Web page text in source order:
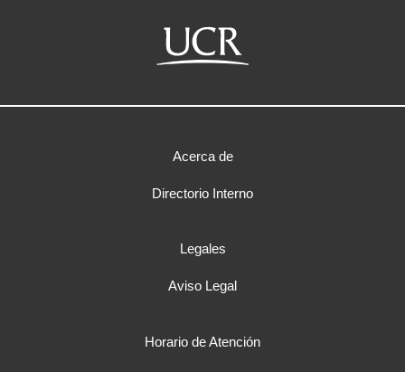
Acerca de
Directorio Interno
Legales
Aviso Legal
Horario de Atención